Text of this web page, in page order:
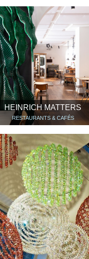
HEINRICH MATTERS
RESTAURANTS & CAFÉS